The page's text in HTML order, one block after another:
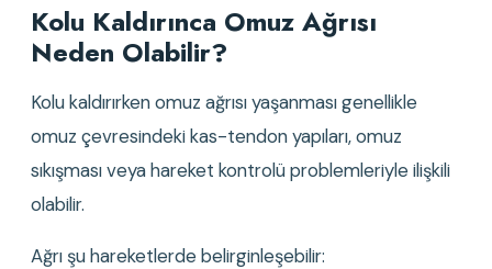
Kolu Kaldırınca Omuz Ağrısı
Neden Olabilir?
Kolu kaldırırken omuz ağrısı yaşanması genellikle
omuz çevresindeki kas-tendon yapıları, omuz
sıkışması veya hareket kontrolü problemleriyle ilişkili
olabilir.
Ağrı şu hareketlerde belirginleşebilir: